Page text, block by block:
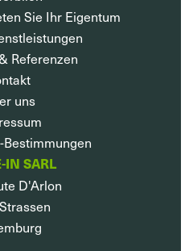
Sie Ihr Eigentum
Referenzen
uns
IN SARL
D'Arlon
Strassen